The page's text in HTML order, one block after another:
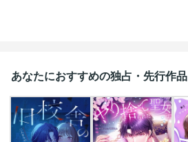
あなたにおすすめの独占・先行作品